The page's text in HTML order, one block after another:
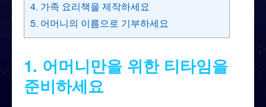
4. 가족 요리책을 제작하세요
5. 어머니의 이름으로 기부하세요
1. 어머니만을 위한 티타임을
준비하세요